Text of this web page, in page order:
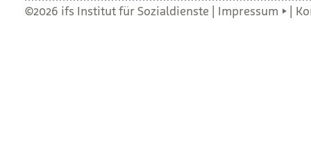
©2026 ifs Institut für Sozialdienste | Impressum